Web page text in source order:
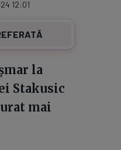
12:01
la
Stakusic
mai